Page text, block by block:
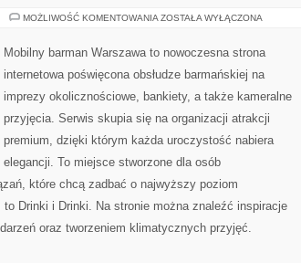
MOŻLIWOŚĆ KOMENTOWANIA WINA
ZOSTAŁA WYŁĄCZONA
Mobilny barman Warszawa to nowoczesna strona
internetowa poświęcona obsłudze barmańskiej na
imprezy okolicznościowe, bankiety, a także kameralne
przyjęcia. Serwis skupia się na organizacji atrakcji
premium, dzięki którym każda uroczystość nabiera
elegancji. To miejsce stworzone dla osób
które chcą zadbać o najwyższy poziom
Drinki i Drinki. Na stronie można znaleźć inspiracje
oraz tworzeniem klimatycznych przyjęć.